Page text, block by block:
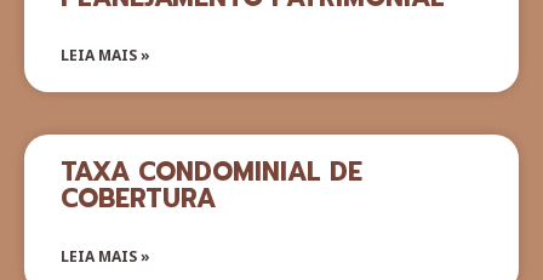
LEIA MAIS »
TAXA CONDOMINIAL DE
COBERTURA
LEIA MAIS »